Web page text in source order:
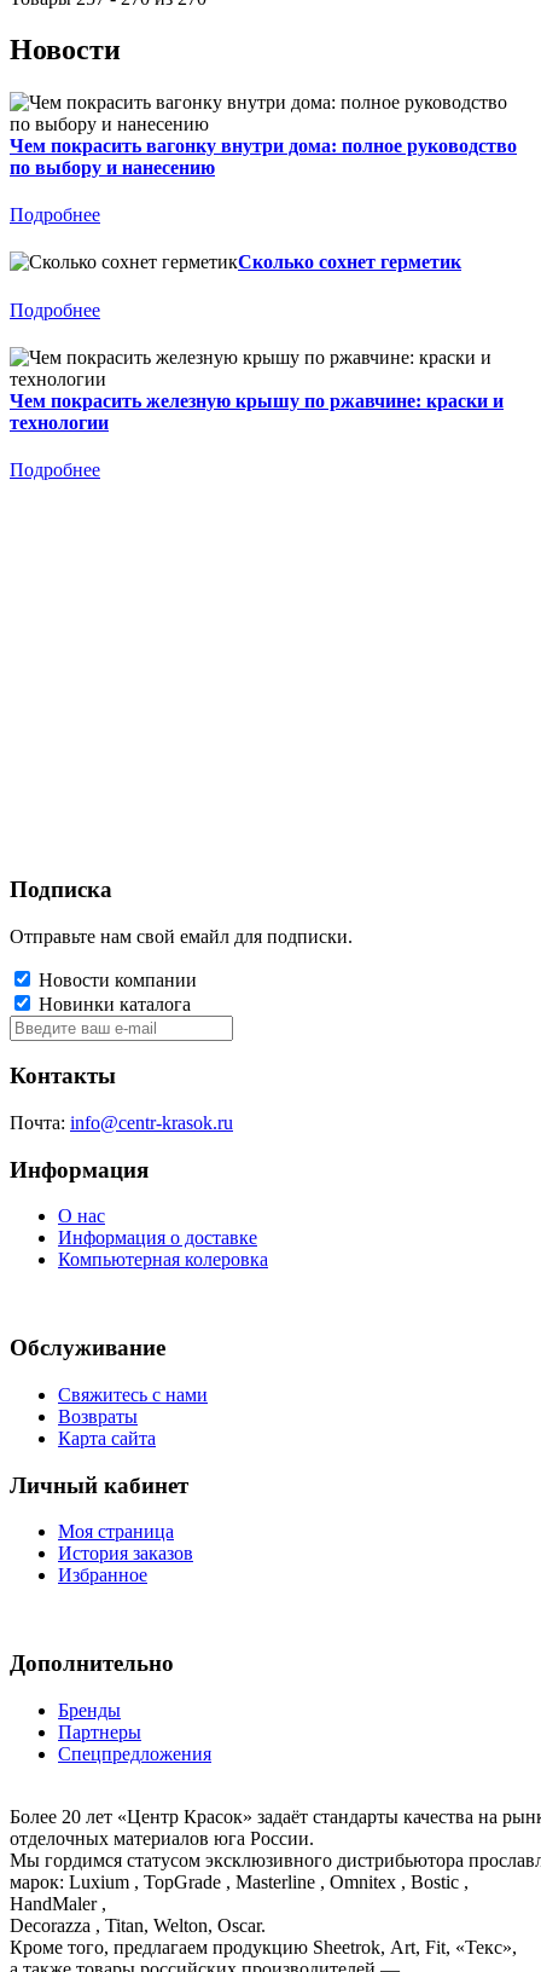
Новости
Чем покрасить вагонку внутри дома: полное руководство
по выбору и нанесению
Подробнее
Сколько сохнет герметик
Подробнее
Чем покрасить железную крышу по ржавчине: краски и
технологии
Подробнее
Подписка
Отправьте нам свой емайл для подписки.
Новости компании
Новинки каталога
Контакты
Почта: info@centr-krasok.ru
Информация
О нас
Информация о доставке
Компьютерная колеровка
Обслуживание
Свяжитесь с нами
Возвраты
Карта сайта
Личный кабинет
Моя страница
История заказов
Избранное
Дополнительно
Бренды
Партнеры
Спецпредложения
Более 20 лет «Центр Красок» задаёт стандарты качества на
отделочных материалов юга России.
Мы гордимся статусом эксклюзивного дистрибьютора
марок: Luxium , TopGrade , Masterline , Omnitex , Bostic ,
HandMaler ,
Decorazza , Titan, Welton, Oscar.
Кроме того, предлагаем продукцию Sheetrok, Art, Fit, «Текс»,